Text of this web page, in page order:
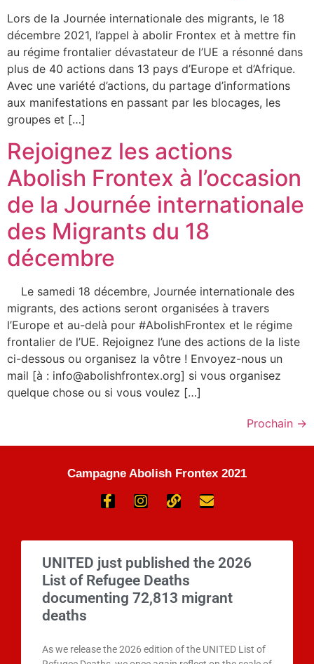
Lors de la Journée internationale des migrants, le 18
décembre 2021, l’appel à abolir Frontex et à mettre fin
au régime frontalier dévastateur de l’UE a résonné dans
plus de 40 actions dans 13 pays d’Europe et d’Afrique.
Avec une variété d’actions, du partage d’informations
aux manifestations en passant par les blocages, les
groupes et […]
Rejoignez les actions
Abolish Frontex à l’occasion
de la Journée internationale
des Migrants du 18
décembre
Le samedi 18 décembre, Journée internationale des
migrants, des actions seront organisées à travers
l’Europe et au-delà pour #AbolishFrontex et le régime
frontalier de l’UE. Rejoignez l’une des actions de la liste
ci-dessous ou organisez la vôtre ! Envoyez-nous un
mail [à : info@abolishfrontex.org] si vous organisez
quelque chose ou si vous voulez […]
Prochain →
Campagne Abolish Frontex 2021
UNITED just published the 2026
List of Refugee Deaths
documenting 72,813 migrant
deaths
As we release the 2026 edition of the UNITED List of